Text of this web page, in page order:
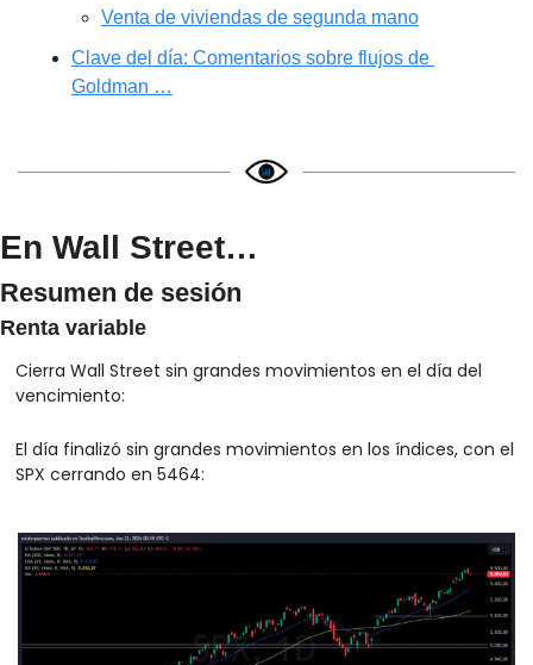
Venta de viviendas de segunda mano
Clave del día: Comentarios sobre flujos de
Goldman …
En Wall Street…
Resumen de sesión
Renta variable
Cierra Wall Street sin grandes movimientos en el día del
vencimiento:
El día finalizó sin grandes movimientos en los índices, con el
SPX cerrando en 5464: